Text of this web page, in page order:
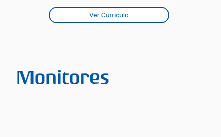
Ver Currículo
Monitores